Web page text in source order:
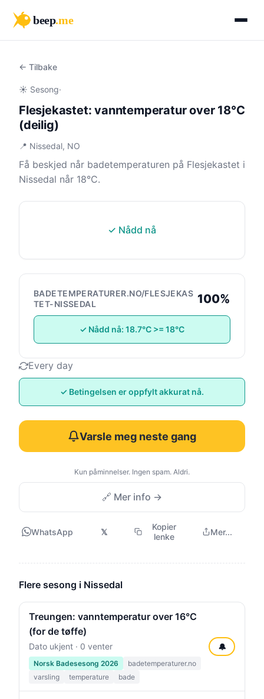
beep.me
← Tilbake
☀️ Sesong·
Flesjekastet: vanntemperatur over 18°C
(deilig)
📍 Nissedal, NO
Få beskjed når badetemperaturen på Flesjekastet i
Nissedal når 18°C.
✓ Nådd nå
BADETEMPERATURER.NO/FLESJEKAS
TET-NISSEDAL
100%
✓ Nådd nå: 18.7°C >= 18°C
Every day
✓ Betingelsen er oppfylt akkurat nå.
Varsle meg neste gang
Kun påminnelser. Ingen spam. Aldri.
🔗 Mer info →
WhatsApp 𝕏
Kopier
lenke
Mer...
Flere sesong i Nissedal
Treungen: vanntemperatur over 16°C
(for de tøffe)
Dato ukjent · 0 venter
Norsk Badesesong 2026
badetemperaturer.no
varsling
temperature bade
🔔